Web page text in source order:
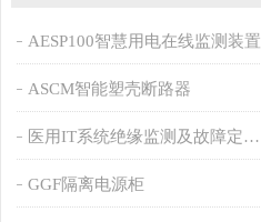
AESP100智慧用电在线监测装置
ASCM智能塑壳断路器
医用IT系统绝缘监测及故障定位产品
GGF隔离电源柜